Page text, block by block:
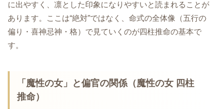
に出やすく、凛とした印象になりやすいと読まれることが
あります。ここは“絶対”ではなく、命式の全体像（五行の
偏り・喜神忌神・格）で見ていくのが四柱推命の基本で
す。
「魔性の女」と偏官の関係（魔性の女 四柱
推命）